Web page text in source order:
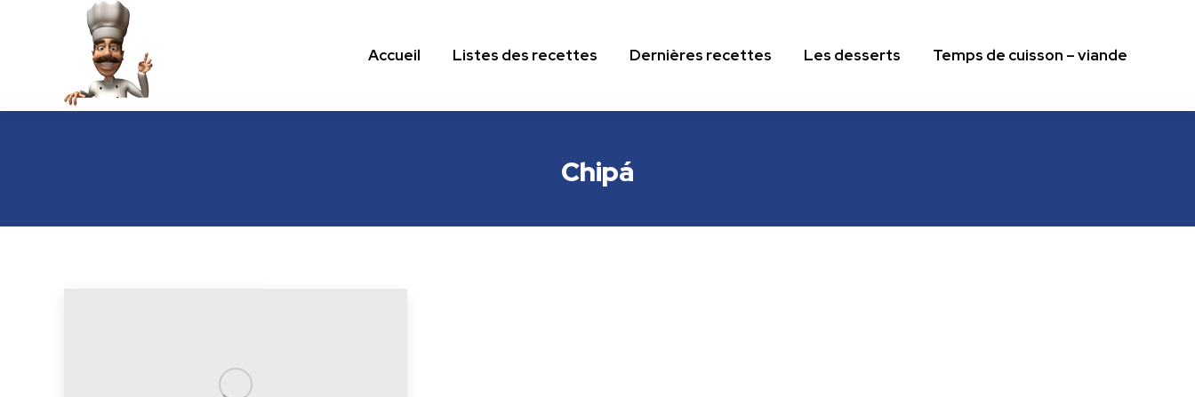
Les recettes de cuisine.com Accueil Listes des recettes Dernières recettes Les desserts Temps de cuisson – viande
Chipá